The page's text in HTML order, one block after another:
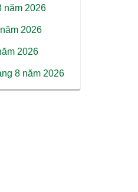
năm 2026
2026
2026
8 năm 2026